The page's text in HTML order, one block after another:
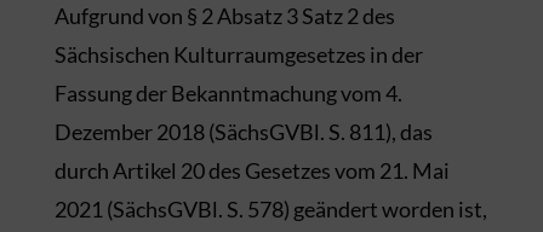
Aufgrund von § 2 Absatz 3 Satz 2 des
Sächsischen Kulturraumgesetzes in der
Fassung der Bekanntmachung vom 4.
Dezember 2018 (SächsGVBl. S. 811), das
durch Artikel 20 des Gesetzes vom 21. Mai
2021 (SächsGVBl. S. 578) geändert worden ist,